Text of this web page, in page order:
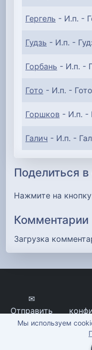
Гергель - И.п. -
Гудзь - И.п. -
Горбань - И.п. -
Гото - И.п. -
Горшков - И.п. -
Галич - И.п. -
Поделиться в
Нажмите на
Комментарии
Загрузка
✉
Отправить
сообщение
Мы используем